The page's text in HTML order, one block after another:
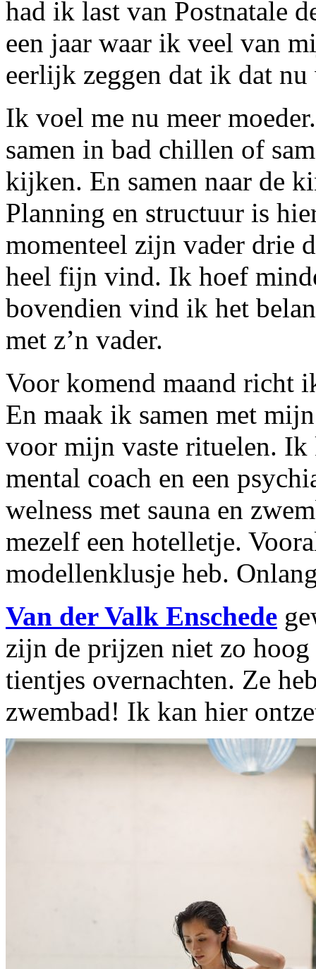
had ik last van Postnatale
een jaar waar ik veel van
eerlijk zeggen dat ik dat nu
Ik voel me nu meer
samen in bad chillen of
kijken. En samen naar de
Planning en structuur is
momenteel zijn vader drie
heel fijn vind. Ik hoef
bovendien vind ik het
met z’n vader.
Voor komend maand richt
En maak ik samen met
voor mijn vaste rituelen. Ik
mental coach en een
welness met sauna en
mezelf een hotelletje.
modellenklusje heb.
Van der Valk Enschede
zijn de prijzen niet zo
tientjes overnachten. Ze
zwembad! Ik kan hier